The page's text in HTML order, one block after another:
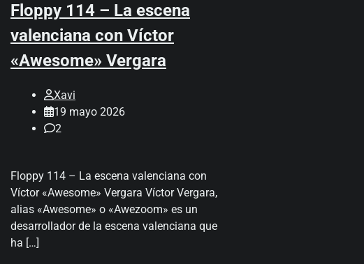
Floppy 114 – La escena
valenciana con Víctor
«Awesome» Vergara
Xavi
19 mayo 2026
2
Floppy 114 – La escena valenciana con
Víctor «Awesome» Vergara Víctor Vergara,
alias «Awesome» o «Awezoom» es un
desarrollador de la escena valenciana que
ha […]